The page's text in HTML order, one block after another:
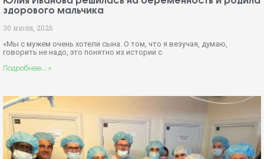
здорового мальчика
30 июля, 2026
«Мы с мужем очень хотели сына. О том, что я везучая, думаю,
говорить не надо, это понятно из истории с
Подробнее... »